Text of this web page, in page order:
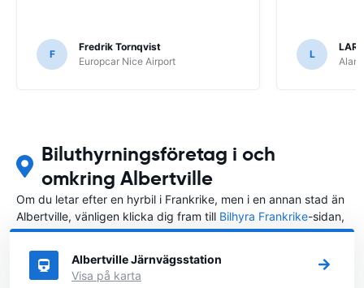
F
Fredrik Tornqvist
Europcar Nice Airport
L
Biluthyrningsföretag i och
omkring Albertville
Om du letar efter en hyrbil i Frankrike, men i en annan stad än
Albertville, vänligen klicka dig fram till Bilhyra Frankrike-sidan,
där du kan välja i vilken stad i Frankrike du vill hyra en bil.
Albertville Järnvägsstation
Visa på karta